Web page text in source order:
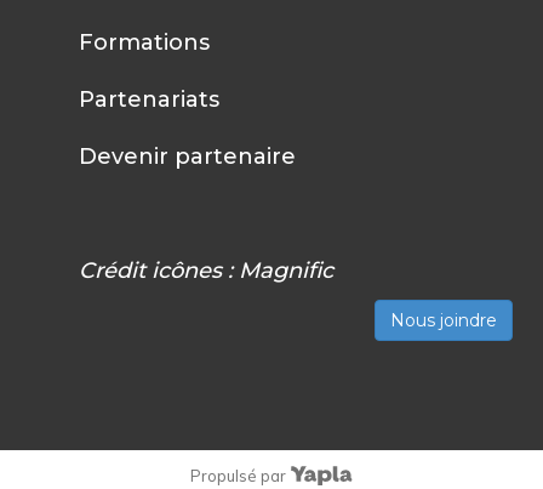
Formations
Partenariats
Devenir partenaire
Crédit icônes : Magnific
Nous joindre
Propulsé par